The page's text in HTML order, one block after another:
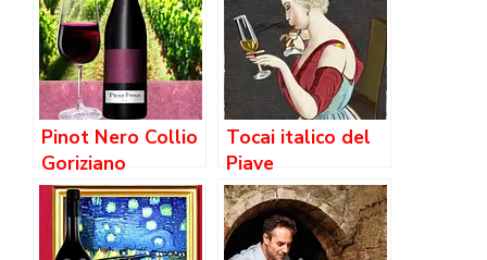
Pinot Nero Collio
Goriziano
Tocai italico del
Piave